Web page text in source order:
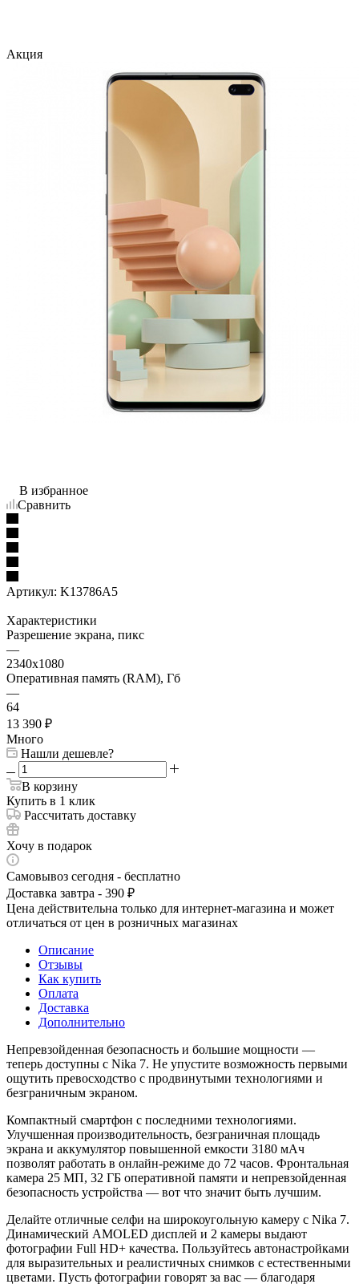
Акция
В избранное
Сравнить
Артикул: K13786A5
Характеристики
Разрешение экрана, пикс
—
2340x1080
Оперативная память (RAM), Гб
—
64
13 390 ₽
Много
Нашли дешевле?
В корзину
Купить в 1 клик
Рассчитать доставку
Хочу в подарок
Самовывоз сегодня - бесплатно
Доставка завтра - 390 ₽
Цена действительна только для интернет-магазина и может
отличаться от цен в розничных магазинах
Описание
Отзывы
Как купить
Оплата
Доставка
Дополнительно
Непревзойденная безопасность и большие мощности —
теперь доступны с Nika 7. Не упустите возможность первыми
ощутить превосходство с продвинутыми технологиями и
безграничным экраном.
Компактный смартфон с последними технологиями.
Улучшенная производительность, безграничная площадь
экрана и аккумулятор повышенной емкости 3180 мАч
позволят работать в онлайн-режиме до 72 часов. Фронтальная
камера 25 МП, 32 ГБ оперативной памяти и непревзойденная
безопасность устройства — вот что значит быть лучшим.
Делайте отличные селфи на широкоугольную камеру с Nika 7.
Динамический AMOLED дисплей и 2 камеры выдают
фотографии Full HD+ качества. Пользуйтесь автонастройками
для выразительных и реалистичных снимков с естественными
цветами. Пусть фотографии говорят за вас — благодаря